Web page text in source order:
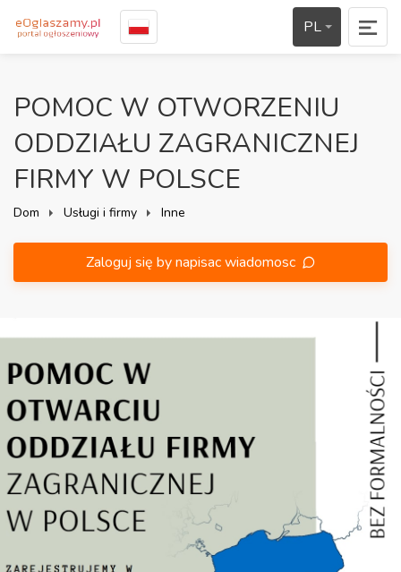
PL
POMOC W OTWORZENIU
ODDZIAŁU ZAGRANICZNEJ
FIRMY W POLSCE
Dom Usługi i firmy Inne
Zaloguj się by napisac wiadomosc